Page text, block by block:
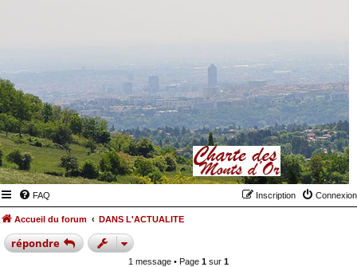
FAQ Connexion
Inscription
Accueil du forum DANS L'ACTUALITE
répondre
1 message • Page 1 sur 1